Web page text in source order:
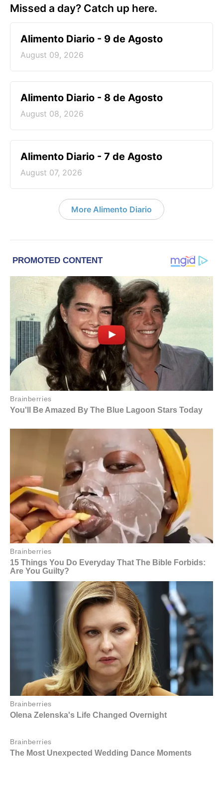
Missed a day? Catch up here.
Alimento Diario - 9 de Agosto
August 09, 2026
Alimento Diario - 8 de Agosto
August 08, 2026
Alimento Diario - 7 de Agosto
August 07, 2026
More Alimento Diario